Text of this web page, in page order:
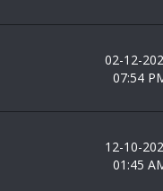
02-12-
07:54
12-10-
01:45